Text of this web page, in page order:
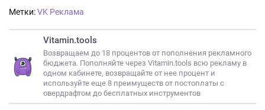
Метки:VK Реклама
Vitamin.tools
Возвращаем до 18 процентов от пополнения рекламного
бюджета. Пополняйте через Vitamin.tools всю рекламу в
одном кабинете, возвращайте от нее процент и
используйте еще 8 преимуществ от постоплаты с
овердрафтом до бесплатных инструментов